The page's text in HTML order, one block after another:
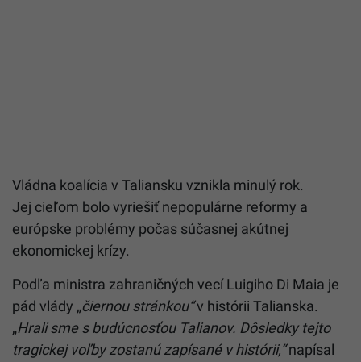
Vládna koalícia v Taliansku vznikla minulý rok.
Jej cieľom bolo vyriešiť nepopulárne reformy a
európske problémy počas súčasnej akútnej
ekonomickej krízy.
Podľa ministra zahraničných vecí Luigiho Di Maia je
pád vlády „čiernou stránkou“v histórii Talianska.
„Hrali sme s budúcnosťou Talianov. Dôsledky tejto
tragickej voľby zostanú zapísané v histórii,“napísal